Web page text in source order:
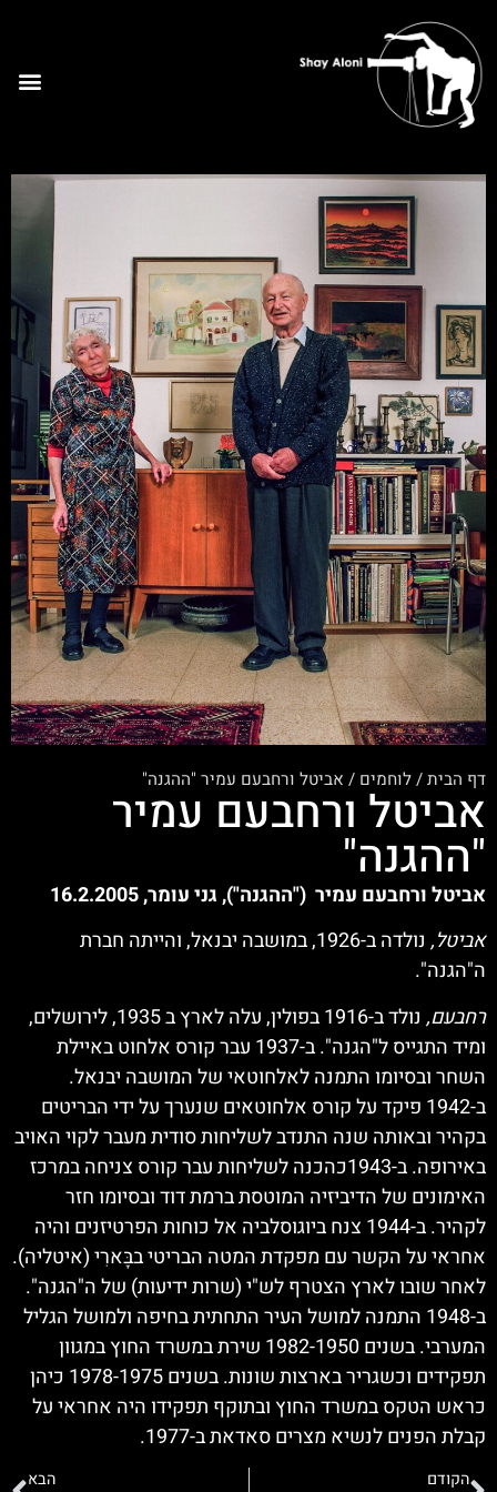
דף הבית/לוחמים / אביטל ורחבעם עמיר "ההגנה"
אביטל ורחבעם עמיר
"ההגנה"
אביטל ורחבעם עמיר ("ההגנה"), גני עומר, 16.2.2005
אביטל,
נולדה ב-1926, במושבה יבנאל, והייתה חברת
ה"הגנה".
רחבעם,
נולד ב-1916 בפולין, עלה לארץ ב 1935, לירושלים,
ומיד התגייס ל"הגנה". ב-1937 עבר קורס אלחוט באיילת
השחר ובסיומו התמנה לאלחוטאי של המושבה יבנאל.
ב-1942 פיקד על קורס אלחוטאים שנערך על ידי הבריטים
בקהיר ובאותה שנה התנדב לשליחות סודית מעבר לקוי האויב
באירופה. ב-1943כהכנה לשליחות עבר קורס צניחה במרכז
האימונים של הדיביזיה המוטסת ברמת דוד ובסיומו חזר
לקהיר. ב-1944 צנח ביוגוסלביה אל כוחות הפרטיזנים והיה
אחראי על הקשר עם מפקדת המטה הבריטי בבָּארִי (איטליה).
לאחר שובו לארץ הצטרף לש"י (שרות ידיעות) של ה"הגנה".
ב-1948 התמנה למושל העיר התחתית בחיפה ולמושל הגליל
המערבי. בשנים 1982-1950 שירת במשרד החוץ במגוון
תפקידים וכשגריר בארצות שונות. בשנים 1978-1975 כיהן
כראש הטקס במשרד החוץ ובתוקף תפקידו היה אחראי על
קבלת הפנים לנשיא מצרים סאדאת ב-1977.
הקודם הבא